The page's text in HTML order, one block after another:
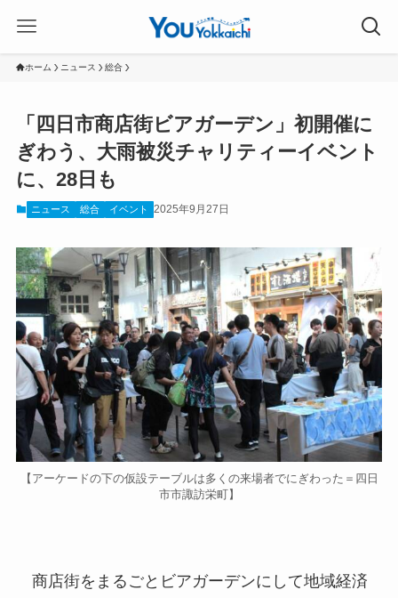
ホーム ニュース 総合
「四日市商店街ビアガーデン」初開催に
ぎわう、大雨被災チャリティーイベント
に、28日も
ニュース 総合 イベント 2025年9月27日
【アーケードの下の仮設テーブルは多くの来場者でにぎわった＝四日
市市諏訪栄町】
商店街をまるごとビアガーデンにして地域経済